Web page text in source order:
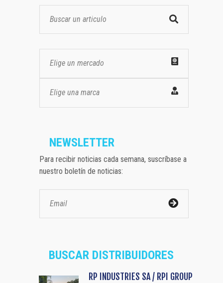
Elige un mercado
Elige una marca
NEWSLETTER
Para recibir noticias cada semana, suscríbase a
nuestro boletín de noticias:
BUSCAR DISTRIBUIDORES
RP INDUSTRIES SA / RPI GROUP